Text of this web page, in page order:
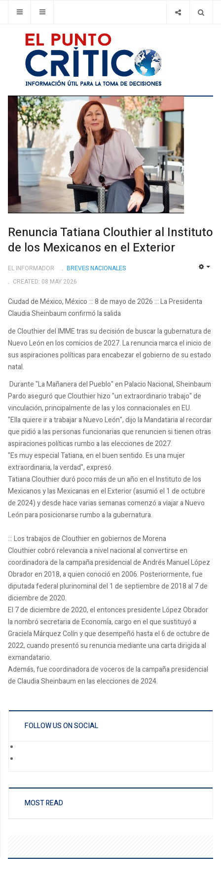
Renuncia Tatiana Clouthier al Instituto
de los Mexicanos en el Exterior
EL INFORMADOR
BREVES NACIONALES
CREATED: 08 MAY 2026
Ciudad de México, México ::: 8 de mayo de 2026 ::: La Presidenta
Claudia Sheinbaum confirmó la salida
de Clouthier del IMME tras su decisión de buscar la gubernatura de
Nuevo León en los comicios de 2027. La renuncia marca el inicio de
sus aspiraciones políticas para encabezar el gobierno de su estado
natal.
Durante "La Mañanera del Pueblo" en Palacio Nacional, Sheinbaum
Pardo aseguró que Clouthier hizo "un extraordinario trabajo" de
vinculación, principalmente de las y los connacionales en EU.
"Ella quiere ir a trabajar a Nuevo León", dijo la Mandataria al recordar
que pidió a las personas funcionarias que renuncien si tienen otras
aspiraciones políticas rumbo a las elecciones de 2027.
"Es muy especial Tatiana, en el buen sentido. Es una mujer
extraordinaria, la verdad", expresó.
Tatiana Clouthier duró poco más de un año en el Instituto de los
Mexicanos y las Mexicanas en el Exterior (asumió el 1 de octubre
de 2024) y desde hace varias semanas comenzó a viajar a Nuevo
León para posicionarse rumbo a la gubernatura.
::: Los trabajos de Clouthier en gobiernos de Morena
Clouthier cobró relevancia a nivel nacional al convertirse en
coordinadora de la campaña presidencial de Andrés Manuel López
Obrador en 2018, a quien conoció en 2006. Posteriormente, fue
diputada federal plurinominal del 1 de septiembre de 2018 al 7 de
diciembre de 2020.
El 7 de diciembre de 2020, el entonces presidente López Obrador
la nombró secretaria de Economía, cargo en el que sustituyó a
Graciela Márquez Colín y que desempeñó hasta el 6 de octubre de
2022, cuando presentó su renuncia mediante una carta dirigida al
exmandatario.
Además, fue coordinadora de voceros de la campaña presidencial
de Claudia Sheinbaum en las elecciones de 2024.
FOLLOW US ON SOCIAL
MOST READ